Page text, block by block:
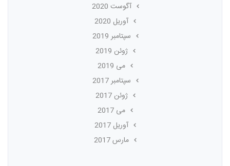
آگوست 2020
آوریل 2020
سپتامبر 2019
ژوئن 2019
می 2019
سپتامبر 2017
ژوئن 2017
می 2017
آوریل 2017
مارس 2017